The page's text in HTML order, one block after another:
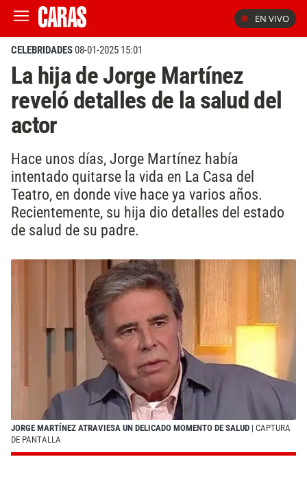
EN VIVO
CELEBRIDADES08-01-2025 15:01
La hija de Jorge Martínez
reveló detalles de la salud del
actor
Hace unos días, Jorge Martínez había
intentado quitarse la vida en La Casa del
Teatro, en donde vive hace ya varios años.
Recientemente, su hija dio detalles del estado
de salud de su padre.
JORGE MARTÍNEZ ATRAVIESA UN DELICADO MOMENTO DE SALUD | CAPTURA
DE PANTALLA